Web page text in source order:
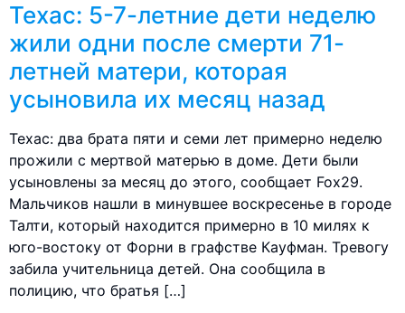
Техас: 5-7-летние дети неделю
жили одни после смерти 71-
летней матери, которая
усыновила их месяц назад
Техас: два брата пяти и семи лет примерно неделю
прожили с мертвой матерью в доме. Дети были
усыновлены за месяц до этого, сообщает Fox29.
Мальчиков нашли в минувшее воскресенье в городе
Талти, который находится примерно в 10 милях к
юго-востоку от Форни в графстве Кауфман. Тревогу
забила учительница детей. Она сообщила в
полицию, что братья […]